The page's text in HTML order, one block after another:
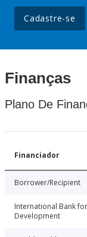
Cadastre-se
Finanças
Plano De
Financiador
Borrower/Recipient
International Bank
Development